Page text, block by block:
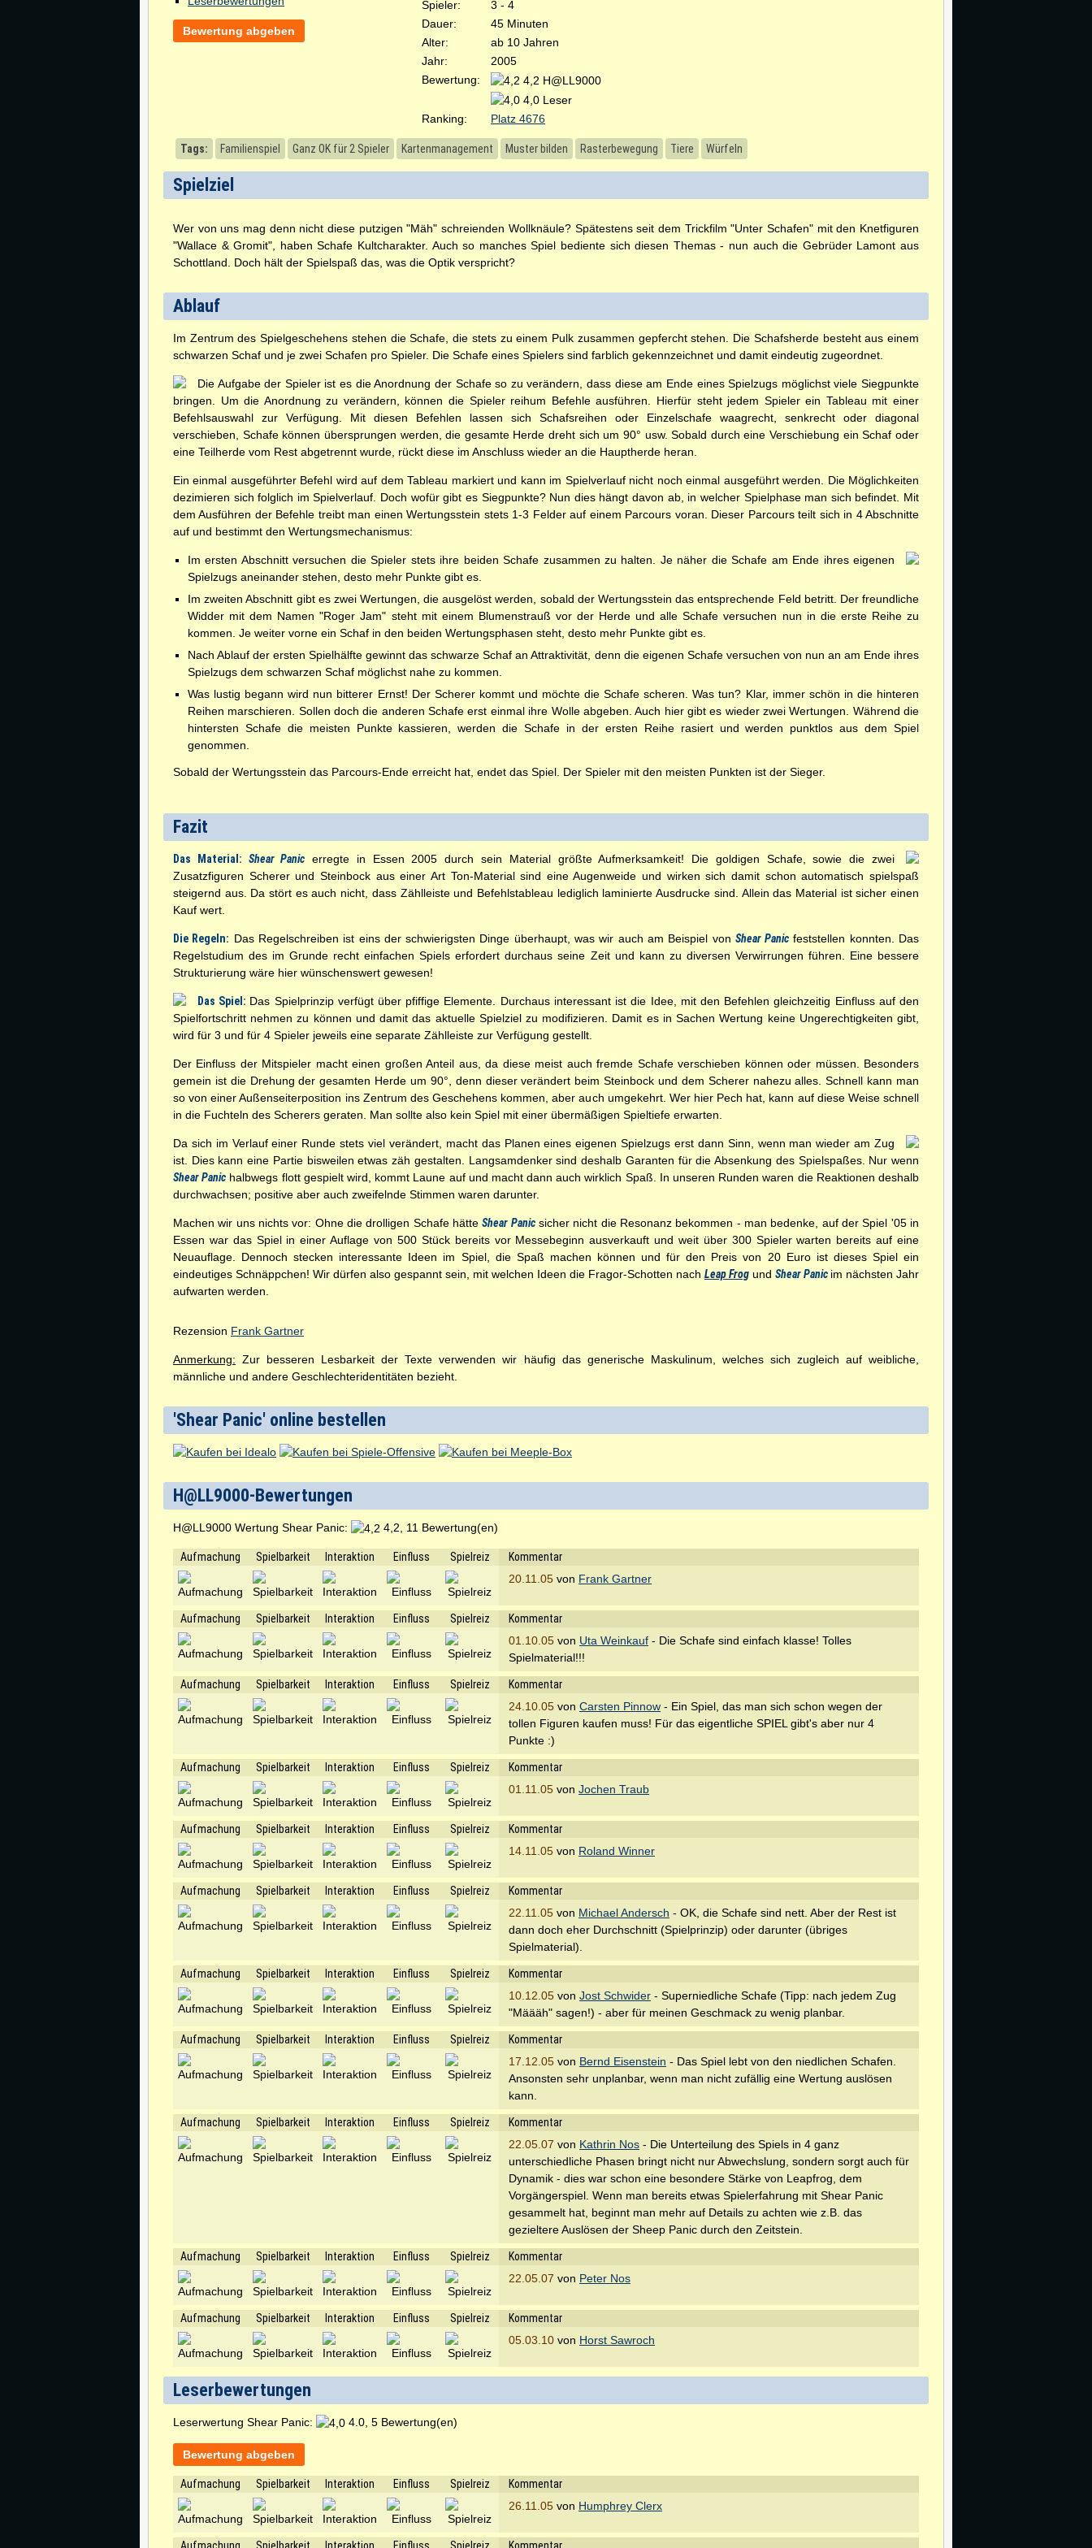
Bewertung abgeben
Spieler:
3 - 4
Dauer:
45 Minuten
Alter:
ab 10 Jahren
Jahr:
2005
Bewertung:
4,2 H@LL9000
4,0 Leser
Ranking:
Platz 4676
Tags: Familienspiel Ganz OK für 2 Spieler Kartenmanagement Muster bilden Rasterbewegung Tiere Würfeln
Spielziel
Wer von uns mag denn nicht diese putzigen "Mäh" schreienden Wollknäule? Spätestens seit dem Trickfilm "Unter Schafen" mit den Knetfiguren
"Wallace & Gromit", haben Schafe Kultcharakter. Auch so manches Spiel bediente sich diesen Themas - nun auch die Gebrüder Lamont aus
Schottland. Doch hält der Spielspaß das, was die Optik verspricht?
Ablauf
Im Zentrum des Spielgeschehens stehen die Schafe, die stets zu einem Pulk zusammen gepfercht stehen. Die Schafsherde besteht aus einem
schwarzen Schaf und je zwei Schafen pro Spieler. Die Schafe eines Spielers sind farblich gekennzeichnet und damit eindeutig zugeordnet.
Die Aufgabe der Spieler ist es die Anordnung der Schafe so zu verändern, dass diese am Ende eines Spielzugs möglichst viele Siegpunkte
bringen. Um die Anordnung zu verändern, können die Spieler reihum Befehle ausführen. Hierfür steht jedem Spieler ein Tableau mit einer
Befehlsauswahl zur Verfügung. Mit diesen Befehlen lassen sich Schafsreihen oder Einzelschafe waagrecht, senkrecht oder diagonal
verschieben, Schafe können übersprungen werden, die gesamte Herde dreht sich um 90° usw. Sobald durch eine Verschiebung ein Schaf oder
eine Teilherde vom Rest abgetrennt wurde, rückt diese im Anschluss wieder an die Hauptherde heran.
Ein einmal ausgeführter Befehl wird auf dem Tableau markiert und kann im Spielverlauf nicht noch einmal ausgeführt werden. Die Möglichkeiten
dezimieren sich folglich im Spielverlauf. Doch wofür gibt es Siegpunkte? Nun dies hängt davon ab, in welcher Spielphase man sich befindet. Mit
dem Ausführen der Befehle treibt man einen Wertungsstein stets 1-3 Felder auf einem Parcours voran. Dieser Parcours teilt sich in 4 Abschnitte
auf und bestimmt den Wertungsmechanismus:
Im ersten Abschnitt versuchen die Spieler stets ihre beiden Schafe zusammen zu halten. Je näher die Schafe am Ende ihres eigenen
Spielzugs aneinander stehen, desto mehr Punkte gibt es.
Im zweiten Abschnitt gibt es zwei Wertungen, die ausgelöst werden, sobald der Wertungsstein das entsprechende Feld betritt. Der freundliche
Widder mit dem Namen "Roger Jam" steht mit einem Blumenstrauß vor der Herde und alle Schafe versuchen nun in die erste Reihe zu
kommen. Je weiter vorne ein Schaf in den beiden Wertungsphasen steht, desto mehr Punkte gibt es.
Nach Ablauf der ersten Spielhälfte gewinnt das schwarze Schaf an Attraktivität, denn die eigenen Schafe versuchen von nun an am Ende ihres
Spielzugs dem schwarzen Schaf möglichst nahe zu kommen.
Was lustig begann wird nun bitterer Ernst! Der Scherer kommt und möchte die Schafe scheren. Was tun? Klar, immer schön in die hinteren
Reihen marschieren. Sollen doch die anderen Schafe erst einmal ihre Wolle abgeben. Auch hier gibt es wieder zwei Wertungen. Während die
hintersten Schafe die meisten Punkte kassieren, werden die Schafe in der ersten Reihe rasiert und werden punktlos aus dem Spiel
genommen.
Sobald der Wertungsstein das Parcours-Ende erreicht hat, endet das Spiel. Der Spieler mit den meisten Punkten ist der Sieger.
Fazit
Das Material: Shear Panic erregte in Essen 2005 durch sein Material größte Aufmerksamkeit! Die goldigen Schafe, sowie die zwei
Zusatzfiguren Scherer und Steinbock aus einer Art Ton-Material sind eine Augenweide und wirken sich damit schon automatisch spielspaß
steigernd aus. Da stört es auch nicht, dass Zählleiste und Befehlstableau lediglich laminierte Ausdrucke sind. Allein das Material ist sicher einen
Kauf wert.
Die Regeln: Das Regelschreiben ist eins der schwierigsten Dinge überhaupt, was wir auch am Beispiel von Shear Panic feststellen konnten. Das
Regelstudium des im Grunde recht einfachen Spiels erfordert durchaus seine Zeit und kann zu diversen Verwirrungen führen. Eine bessere
Strukturierung wäre hier wünschenswert gewesen!
Das Spiel: Das Spielprinzip verfügt über pfiffige Elemente. Durchaus interessant ist die Idee, mit den Befehlen gleichzeitig Einfluss auf den
Spielfortschritt nehmen zu können und damit das aktuelle Spielziel zu modifizieren. Damit es in Sachen Wertung keine Ungerechtigkeiten gibt,
wird für 3 und für 4 Spieler jeweils eine separate Zählleiste zur Verfügung gestellt.
Der Einfluss der Mitspieler macht einen großen Anteil aus, da diese meist auch fremde Schafe verschieben können oder müssen. Besonders
gemein ist die Drehung der gesamten Herde um 90°, denn dieser verändert beim Steinbock und dem Scherer nahezu alles. Schnell kann man
so von einer Außenseiterposition ins Zentrum des Geschehens kommen, aber auch umgekehrt. Wer hier Pech hat, kann auf diese Weise schnell
in die Fuchteln des Scherers geraten. Man sollte also kein Spiel mit einer übermäßigen Spieltiefe erwarten.
Da sich im Verlauf einer Runde stets viel verändert, macht das Planen eines eigenen Spielzugs erst dann Sinn, wenn man wieder am Zug
ist. Dies kann eine Partie bisweilen etwas zäh gestalten. Langsamdenker sind deshalb Garanten für die Absenkung des Spielspaßes. Nur wenn
Shear Panic halbwegs flott gespielt wird, kommt Laune auf und macht dann auch wirklich Spaß. In unseren Runden waren die Reaktionen deshalb
durchwachsen; positive aber auch zweifelnde Stimmen waren darunter.
Machen wir uns nichts vor: Ohne die drolligen Schafe hätteShear Panicsicher nicht die Resonanz bekommen - man bedenke, auf der Spiel '05 in
Essen war das Spiel in einer Auflage von 500 Stück bereits vor Messebeginn ausverkauft und weit über 300 Spieler warten bereits auf eine
Neuauflage. Dennoch stecken interessante Ideen im Spiel, die Spaß machen können und für den Preis von 20 Euro ist dieses Spiel ein
eindeutiges Schnäppchen! Wir dürfen also gespannt sein, mit welchen Ideen die Fragor-Schotten nach Leap Frog und Shear Panic im nächsten Jahr
aufwarten werden.
Rezension Frank Gartner
Anmerkung: Zur besseren Lesbarkeit der Texte verwenden wir häufig das generische Maskulinum, welches sich zugleich auf weibliche,
männliche und andere Geschlechteridentitäten bezieht.
'Shear Panic' online bestellen
H@LL9000-Bewertungen
H@LL9000 Wertung Shear Panic: 4,2, 11 Bewertung(en)
Aufmachung Spielbarkeit Interaktion Einfluss Spielreiz
Kommentar
20.11.05 von Frank Gartner
Aufmachung Spielbarkeit Interaktion Einfluss Spielreiz
Kommentar
01.10.05 von Uta Weinkauf - Die Schafe sind einfach klasse! Tolles
Spielmaterial!!!
Aufmachung Spielbarkeit Interaktion Einfluss Spielreiz
Kommentar
24.10.05 von Carsten Pinnow - Ein Spiel, das man sich schon wegen der
tollen Figuren kaufen muss! Für das eigentliche SPIEL gibt's aber nur 4
Punkte :)
Aufmachung Spielbarkeit Interaktion Einfluss Spielreiz
Kommentar
01.11.05 von Jochen Traub
Aufmachung Spielbarkeit Interaktion Einfluss Spielreiz
Kommentar
14.11.05 von Roland Winner
Aufmachung Spielbarkeit Interaktion Einfluss Spielreiz
Kommentar
22.11.05 von Michael Andersch - OK, die Schafe sind nett. Aber der Rest ist
dann doch eher Durchschnitt (Spielprinzip) oder darunter (übriges
Spielmaterial).
Aufmachung Spielbarkeit Interaktion Einfluss Spielreiz
Kommentar
10.12.05 von Jost Schwider - Superniedliche Schafe (Tipp: nach jedem Zug
"Määäh" sagen!) - aber für meinen Geschmack zu wenig planbar.
Aufmachung Spielbarkeit Interaktion Einfluss Spielreiz
Kommentar
17.12.05 von Bernd Eisenstein - Das Spiel lebt von den niedlichen Schafen.
Ansonsten sehr unplanbar, wenn man nicht zufällig eine Wertung auslösen
kann.
Aufmachung Spielbarkeit Interaktion Einfluss Spielreiz
Kommentar
22.05.07 von Kathrin Nos - Die Unterteilung des Spiels in 4 ganz
unterschiedliche Phasen bringt nicht nur Abwechslung, sondern sorgt auch für
Dynamik - dies war schon eine besondere Stärke von Leapfrog, dem
Vorgängerspiel. Wenn man bereits etwas Spielerfahrung mit Shear Panic
gesammelt hat, beginnt man mehr auf Details zu achten wie z.B. das
gezieltere Auslösen der Sheep Panic durch den Zeitstein.
Aufmachung Spielbarkeit Interaktion Einfluss Spielreiz
Kommentar
22.05.07 von Peter Nos
Aufmachung Spielbarkeit Interaktion Einfluss Spielreiz
Kommentar
05.03.10 von Horst Sawroch
Leserbewertungen
Leserwertung Shear Panic: 4.0, 5 Bewertung(en)
Bewertung abgeben
Aufmachung Spielbarkeit Interaktion Einfluss Spielreiz
Kommentar
26.11.05 von Humphrey Clerx
Aufmachung Spielbarkeit Interaktion Einfluss Spielreiz Kommentar